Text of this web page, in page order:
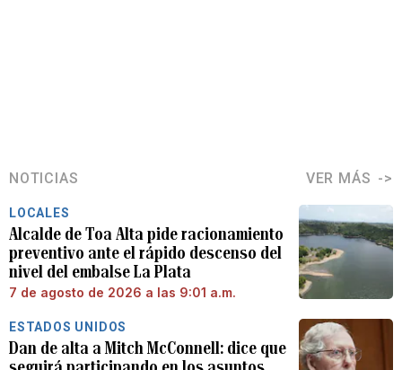
NOTICIAS VER MÁS
LOCALES
Alcalde de Toa Alta pide racionamiento
preventivo ante el rápido descenso del
nivel del embalse La Plata
7 de agosto de 2026 a las 9:01 a.m.
ESTADOS UNIDOS
Dan de alta a Mitch McConnell: dice que